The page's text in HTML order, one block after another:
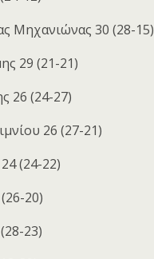
Μηχανιώνας 30 (28-15)
29 (21-21)
26 (24-27)
26 (27-21)
(24-22)
20)
23)